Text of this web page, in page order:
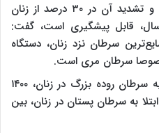
لنکرانی با بیان اینکه بروز بیماری و تشدید آن در ۳۰ درصد از زنان
قابل پیشگیری است، گفت:
سرطان نزد زنان، دستگاه
وی با بیان اینکه تعداد مبتلایان به سرطان روده بزرگ در زنان، ۱۴۰۰
به سرطان پستان در زنان، بین